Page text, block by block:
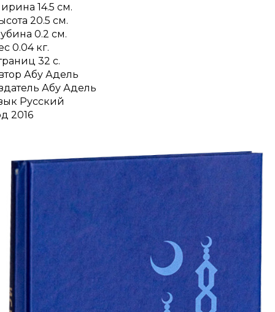
14.5 см.
20.5 см.
0.2 см.
0.04 кг.
32 с.
Абу Адель
Абу Адель
Русский
2016